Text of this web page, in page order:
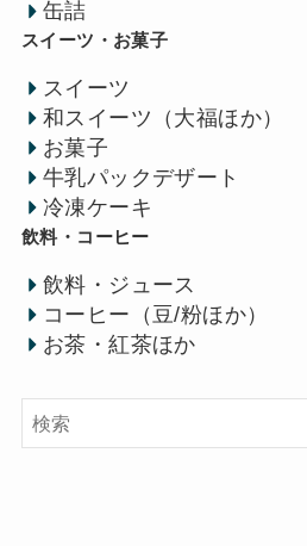
缶詰
スイーツ・お菓子
スイーツ
和スイーツ（大福ほか）
お菓子
牛乳パックデザート
冷凍ケーキ
飲料・コーヒー
飲料・ジュース
コーヒー（豆/粉ほか）
お茶・紅茶ほか